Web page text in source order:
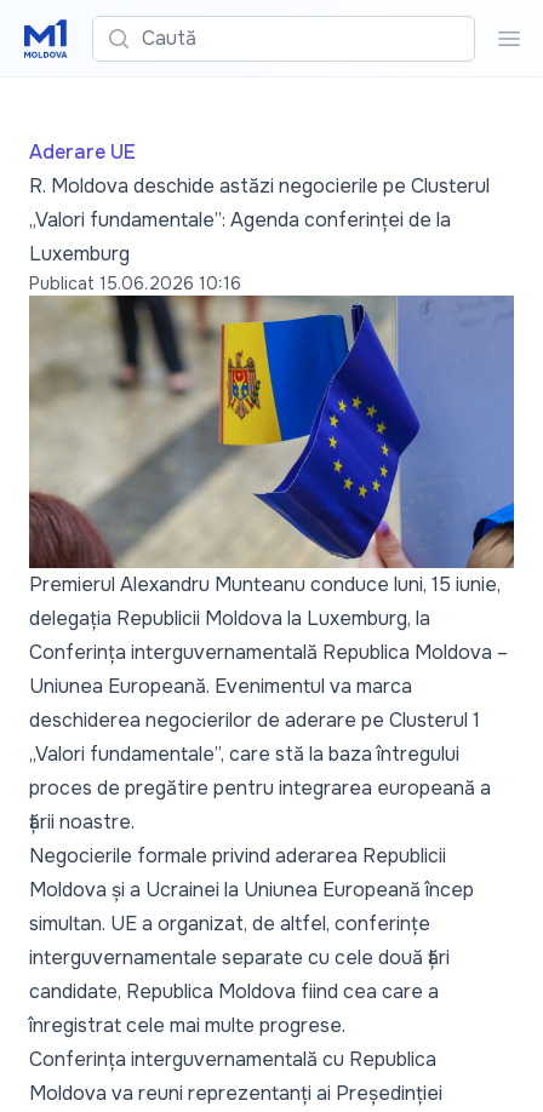
Caută
Aderare UE
R. Moldova deschide astăzi negocierile pe Clusterul
„Valori fundamentale”: Agenda conferinței de la
Luxemburg
Publicat 15.06.2026 10:16
Premierul Alexandru Munteanu conduce luni, 15 iunie,
delegația Republicii Moldova la Luxemburg, la
Conferința interguvernamentală Republica Moldova –
Uniunea Europeană. Evenimentul va marca
deschiderea negocierilor de aderare pe Clusterul 1
„Valori fundamentale”, care stă la baza întregului
proces de pregătire pentru integrarea europeană a
țării noastre.
Negocierile formale privind aderarea Republicii
Moldova și a Ucrainei la Uniunea Europeană încep
simultan. UE a organizat, de altfel, conferințe
interguvernamentale separate cu cele două țări
candidate, Republica Moldova fiind cea care a
înregistrat cele mai multe progrese.
Conferința interguvernamentală cu Republica
Moldova va reuni reprezentanți ai Președinției